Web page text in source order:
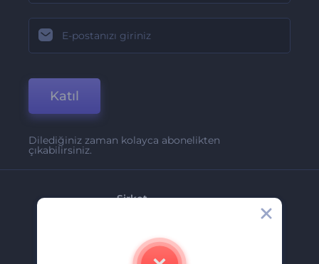
Katıl
Dilediğiniz zaman kolayca abonelikten
çıkabilirsiniz.
Şirket
İletişim